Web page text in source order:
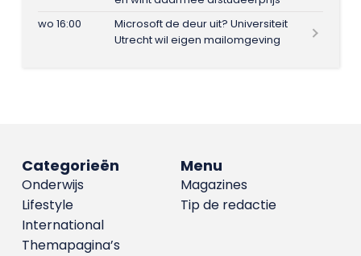
wo 16:00
Microsoft de deur uit? Universiteit
Utrecht wil eigen mailomgeving
Menu
Magazines
Tip de redactie
Categorieën
Onderwijs
Lifestyle
International
Themapagina’s